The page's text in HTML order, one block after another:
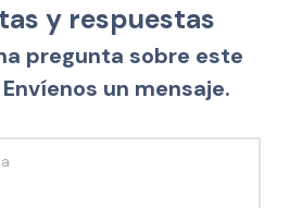
y respuestas
pregunta sobre este
un mensaje.